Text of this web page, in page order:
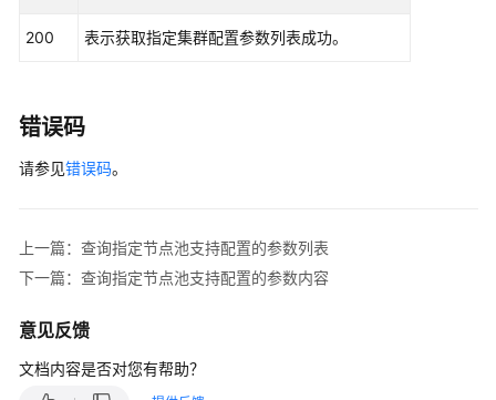
API
参
扎
比
域）
用
200 表示获取指定集群配置参数列表成功。
错误码
请参见错误码。
上一篇：查询指定节点池支持配置的参数列表
下一篇：查询指定节点池支持配置的参数内容
意见反馈
文档内容是否对您有帮助？